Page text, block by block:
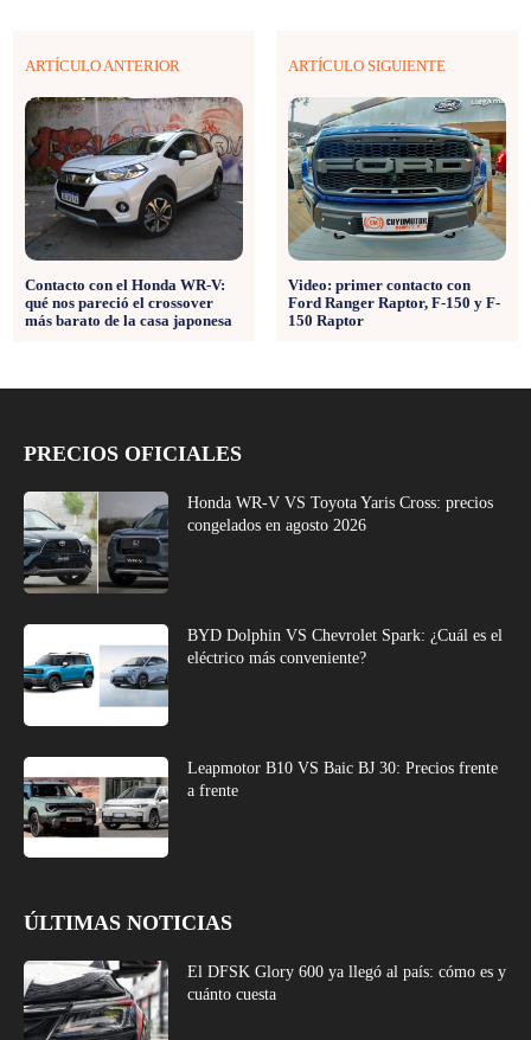
ARTÍCULO ANTERIOR
Contacto con el Honda WR-V:
qué nos pareció el crossover
más barato de la casa japonesa
ARTÍCULO SIGUIENTE
Video: primer contacto con
Ford Ranger Raptor, F-150 y F-
150 Raptor
PRECIOS OFICIALES
Honda WR-V VS Toyota Yaris Cross: precios
congelados en agosto 2026
BYD Dolphin VS Chevrolet Spark: ¿Cuál es el
eléctrico más conveniente?
Leapmotor B10 VS Baic BJ 30: Precios frente
a frente
ÚLTIMAS NOTICIAS
El DFSK Glory 600 ya llegó al país: cómo es y
cuánto cuesta